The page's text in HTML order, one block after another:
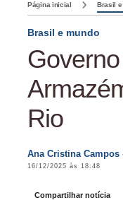
Página inicial Brasil e
Brasil e mundo
Rio
Ana Cristina Campos
16/12/2025 às 18:48
Compartilhar notícia